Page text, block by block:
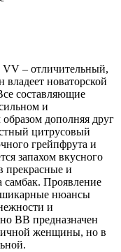
– отличительный,
новаторской
составляющие
и
дополняя друг
цитрусовый
грейпфрута и
запахом вкусного
прекрасные и
самбак. Проявление
шикарные нюансы
и
ВВ предназначен
женщины, но в